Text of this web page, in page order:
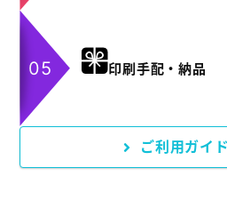
印刷手配・納品
ご利用ガイ